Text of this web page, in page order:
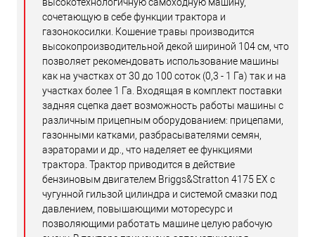
сочетающую в себе функции трактора и
газонокосилки. Кошение травы производится
высокопроизводительной декой шириной 104 см, что
позволяет рекомендовать использование машины
как на участках от 30 до 100 соток (0,3 - 1 Га) так и на
участках более 1 Га. Входящая в комплект поставки
задняя сцепка дает возможность работы машины с
различным прицепным оборудованием: прицепами,
газонными катками, разбрасывателями семян,
аэраторами и др., что наделяет ее функциями
трактора. Трактор приводится в действие
бензиновым двигателем Briggs&Stratton 4175 EX с
чугунной гильзой цилиндра и системой смазки под
давлением, повышающими моторесурс и
позволяющими работать машине целую рабочую